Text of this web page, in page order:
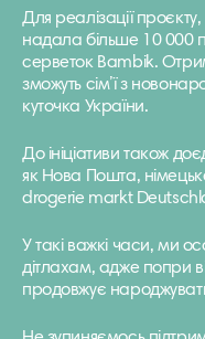
Для реалізації
надала більше 10 000
серветок Bambik.
зможуть сім’ї з
куточка України.
До ініціативи також
як Нова Пошта,
drogerie markt
У такі важкі часи, ми
дітлахам, адже попри
продовжує